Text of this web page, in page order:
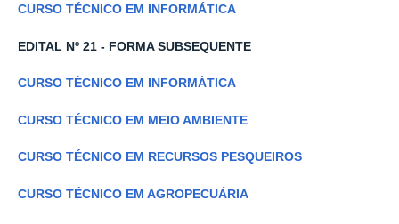
CURSO TÉCNICO EM INFORMÁTICA
EDITAL Nº 21 - FORMA SUBSEQUENTE
CURSO TÉCNICO EM INFORMÁTICA
CURSO TÉCNICO EM MEIO AMBIENTE
CURSO TÉCNICO EM RECURSOS PESQUEIROS
CURSO TÉCNICO EM AGROPECUÁRIA